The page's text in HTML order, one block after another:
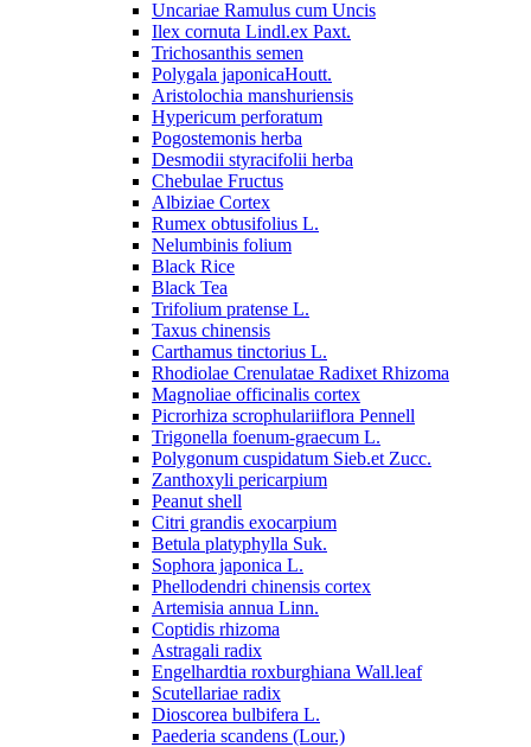
Uncariae Ramulus cum Uncis
Ilex cornuta Lindl.ex Paxt.
Trichosanthis semen
Polygala japonicaHoutt.
Aristolochia manshuriensis
Hypericum perforatum
Pogostemonis herba
Desmodii styracifolii herba
Chebulae Fructus
Albiziae Cortex
Rumex obtusifolius L.
Nelumbinis folium
Black Rice
Black Tea
Trifolium pratense L.
Taxus chinensis
Carthamus tinctorius L.
Rhodiolae Crenulatae Radixet Rhizoma
Magnoliae officinalis cortex
Picrorhiza scrophulariiflora Pennell
Trigonella foenum-graecum L.
Polygonum cuspidatum Sieb.et Zucc.
Zanthoxyli pericarpium
Peanut shell
Citri grandis exocarpium
Betula platyphylla Suk.
Sophora japonica L.
Phellodendri chinensis cortex
Artemisia annua Linn.
Coptidis rhizoma
Astragali radix
Engelhardtia roxburghiana Wall.leaf
Scutellariae radix
Dioscorea bulbifera L.
Paederia scandens (Lour.)